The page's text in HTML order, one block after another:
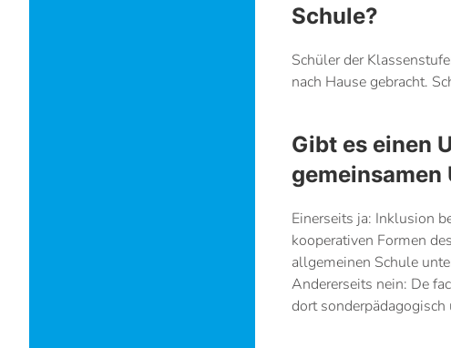
Schule?
Schüler der
nach Hause gebracht.
Gibt es einen
Einerseits ja: Inklusion
kooperativen Formen
allgemeinen Schule
Andererseits nein: De
dort